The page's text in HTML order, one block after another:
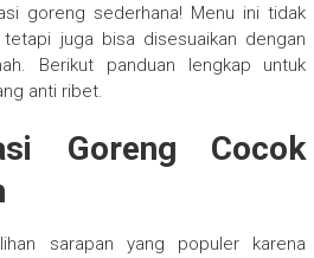
goreng sederhana! Menu ini tidak
juga bisa disesuaikan dengan
Berikut panduan lengkap untuk
anti ribet.
Goreng Cocok
sarapan yang populer karena